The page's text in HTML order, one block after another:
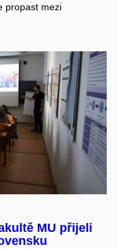
propast mezi
MU přijeli